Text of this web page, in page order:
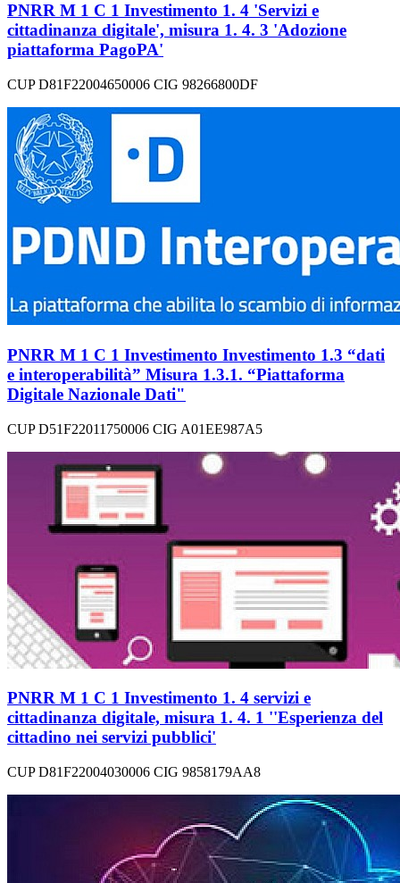
PNRR M 1 C 1 Investimento 1. 4 'Servizi e
cittadinanza digitale', misura 1. 4. 3 'Adozione
piattaforma PagoPA'
CUP D81F22004650006 CIG 98266800DF
PNRR M 1 C 1 Investimento Investimento 1.3 “dati
e interoperabilità” Misura 1.3.1. “Piattaforma
Digitale Nazionale Dati"
CUP D51F22011750006 CIG A01EE987A5
PNRR M 1 C 1 Investimento 1. 4 servizi e
cittadinanza digitale, misura 1. 4. 1 ''Esperienza del
cittadino nei servizi pubblici'
CUP D81F22004030006 CIG 9858179AA8